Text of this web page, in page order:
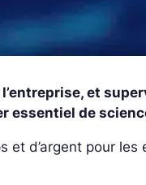
et
essentiel de
et d’argent pour les